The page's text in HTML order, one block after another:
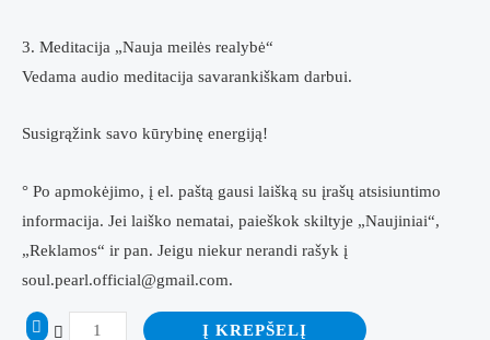
3. Meditacija „Nauja meilės realybė“
Vedama audio meditacija savarankiškam darbui.
Susigrąžink savo kūrybinę energiją!
° Po apmokėjimo, į el. paštą gausi laišką su įrašų atsisiuntimo
informacija. Jei laiško nematai, paieškok skiltyje „Naujiniai“,
„Reklamos“ ir pan. Jeigu niekur nerandi rašyk į
soul.pearl.official@gmail.com.
produkto
Į KREPŠELĮ